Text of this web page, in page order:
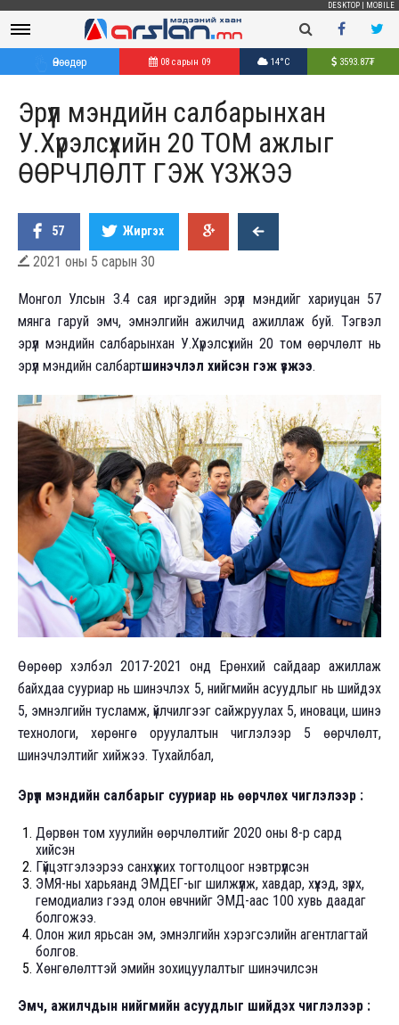
DESKTOP MOBILE
Өнөөдөр 08 сарын 09 14°C 3593.87₮
Эрүүл мэндийн салбарынхан
У.Хүрэлсүхийн 20 ТОМ ажлыг
ӨӨРЧЛӨЛТ ГЭЖ ҮЗЖЭЭ
57 Жиргэх
 2021 оны 5 сарын 30
Монгол Улсын 3.4 сая иргэдийн эрүүл мэндийг хариуцан 57
мянга гаруй эмч, эмнэлгийн ажилчид ажиллаж буй. Тэгвэл
эрүүл мэндийн салбарынхан У.Хүрэлсүхийн 20 том өөрчлөлт нь
эрүүл мэндийн салбартшинэчлэл хийсэн гэж үзжээ.
Өөрөөр хэлбэл 2017-2021 онд Ерөнхий сайдаар ажиллаж
байхдаа сууриар нь шинэчлэх 5, нийгмийн асуудлыг нь шийдэх
5, эмнэлгийн тусламж, үйлчилгээг сайжруулах 5, иноваци, шинэ
технологи, хөрөнгө оруулалтын чиглэлээр 5 өөрчлөлт,
шинэчлэлтийг хийжээ. Тухайлбал,
Эрүүл мэндийн салбарыг сууриар нь өөрчлөх чиглэлээр :
Дөрвөн том хуулийн өөрчлөлтийг 2020 оны 8-р сард
хийсэн
Гүйцэтгэлээрээ санхүүжих тогтолцоог нэвтрүүлсэн
ЭМЯ-ны харьяанд ЭМДЕГ-ыг шилжүүлж, хавдар, хүүхэд, зүрх,
гемодиализ гээд олон өвчнийг ЭМД-аас 100 хувь даадаг
болгожээ.
Олон жил ярьсан эм, эмнэлгийн хэрэгсэлийн агентлагтай
болгов.
Хөнгөлөлттэй эмийн зохицуулалтыг шинэчилсэн
Эмч, ажилчдын нийгмийн асуудлыг шийдэх чиглэлээр :